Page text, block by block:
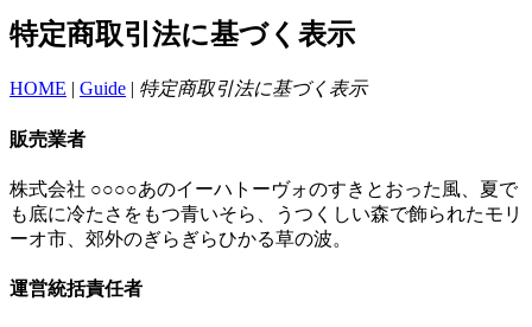
特定商取引法に基づく表示
HOME | Guide | 特定商取引法に基づく表示
販売業者
株式会社 ○○○○あのイーハトーヴォのすきとおった風、夏で
も底に冷たさをもつ青いそら、うつくしい森で飾られたモリ
ーオ市、郊外のぎらぎらひかる草の波。
運営統括責任者